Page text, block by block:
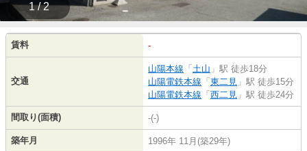
1 / 2
賃料 -
交通
山陽本線 「 土山 」駅 徒歩18分
山陽電鉄本線 「 東二見 」駅 徒歩15分
山陽電鉄本線 「 西二見 」駅 徒歩24分
間取り(面積) -(-)
築年月 1996年 11月(築29年)